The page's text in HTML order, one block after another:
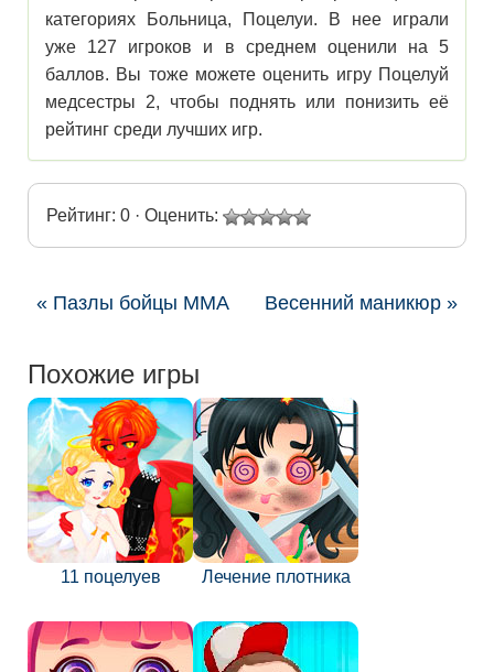
категориях Больница, Поцелуи. В нее играли
уже 127 игроков и в среднем оценили на 5
баллов. Вы тоже можете оценить игру Поцелуй
медсестры 2, чтобы поднять или понизить её
рейтинг среди лучших игр.
Рейтинг: 0 · Оценить:
« Пазлы бойцы ММА Весенний маникюр »
Похожие игры
11 поцелуев Лечение плотника